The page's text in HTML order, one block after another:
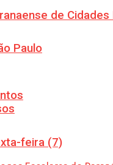
de
Paulo
feira (7)